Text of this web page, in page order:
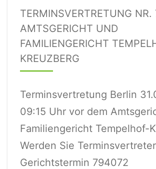
TERMINSVERTRETUNG NR.
AMTSGERICHT UND
FAMILIENGERICHT
KREUZBERG
Terminsvertretung Berlin
09:15 Uhr vor dem
Familiengericht Tempelhof-
Werden Sie
Gerichtstermin 794072